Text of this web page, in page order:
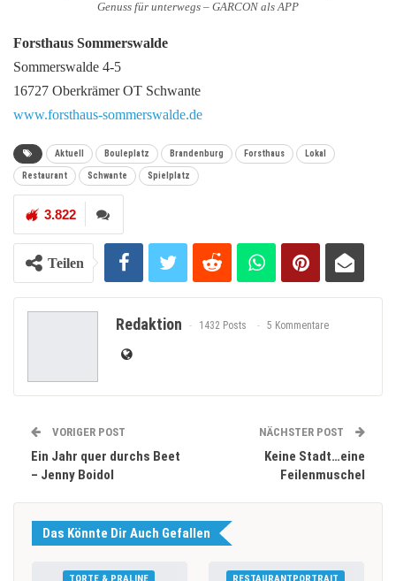
Genuss für unterwegs – GARCON als APP
Forsthaus Sommerswalde
Sommerswalde 4-5
16727 Oberkrämer OT Schwante
www.forsthaus-sommerswalde.de
Aktuell Bouleplatz Brandenburg Forsthaus Lokal
Restaurant Schwante Spielplatz
3.822
Teilen
Redaktion 1432 Posts 5 Kommentare
VORIGER POST
Ein Jahr quer durchs Beet
– Jenny Boidol
NÄCHSTER POST
Keine Stadt…eine
Feilenmuschel
Das Könnte Dir Auch Gefallen
TORTE & PRALINE RESTAURANTPORTRAIT